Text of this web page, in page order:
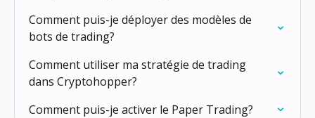
Comment puis-je déployer des modèles de
bots de trading?
Comment utiliser ma stratégie de trading
dans Cryptohopper?
Comment puis-je activer le Paper Trading?